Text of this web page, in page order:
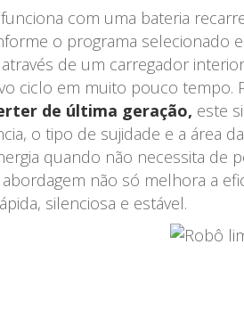
com uma bateria
o programa selecionado
de um carregador
ciclo em muito pouco tempo.
de última geração, este
o tipo de sujidade e a área
quando não necessita de
não só melhora a
silenciosa e estável.